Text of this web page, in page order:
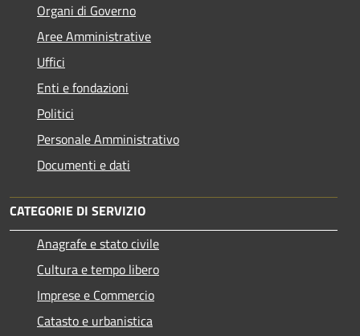
Organi di Governo
Aree Amministrative
Uffici
Enti e fondazioni
Politici
Personale Amministrativo
Documenti e dati
CATEGORIE DI SERVIZIO
Anagrafe e stato civile
Cultura e tempo libero
Imprese e Commercio
Catasto e urbanistica